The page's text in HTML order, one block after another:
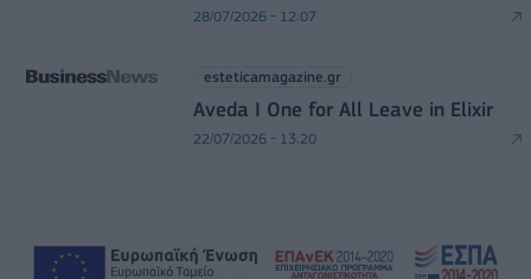
28/07/2026 - 12:07
esteticamagazine.gr
Aveda I One for All Leave in Elixir
22/07/2026 - 13:20